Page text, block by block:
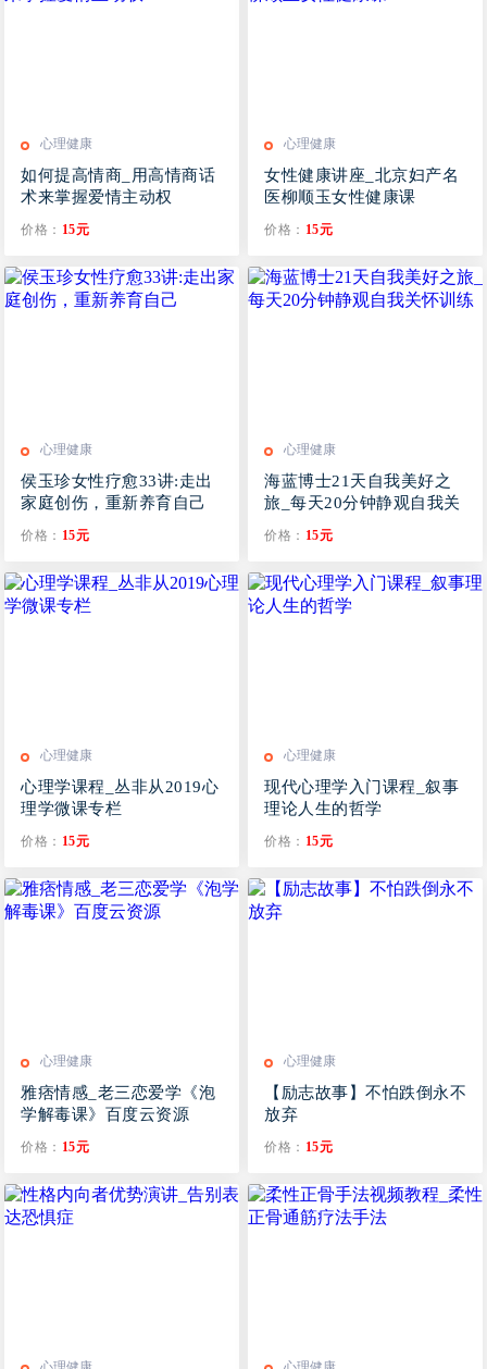
心理健康
如何提高情商_用高情商话
术来掌握爱情主动权
价格： 15元
心理健康
女性健康讲座_北京妇产名
医柳顺玉女性健康课
价格： 15元
心理健康
侯玉珍女性疗愈33讲:走出
家庭创伤，重新养育自己
价格： 15元
心理健康
海蓝博士21天自我美好之
旅_每天20分钟静观自我关
价格： 15元
心理健康
心理学课程_丛非从2019心
理学微课专栏
价格： 15元
心理健康
现代心理学入门课程_叙事
理论人生的哲学
价格： 15元
心理健康
雅痞情感_老三恋爱学《泡
学解毒课》百度云资源
价格： 15元
心理健康
【励志故事】不怕跌倒永不
放弃
价格： 15元